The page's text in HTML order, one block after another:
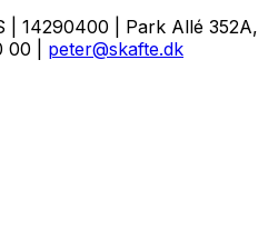
14290400
Park Allé 352A,
00 peter@skafte.dk